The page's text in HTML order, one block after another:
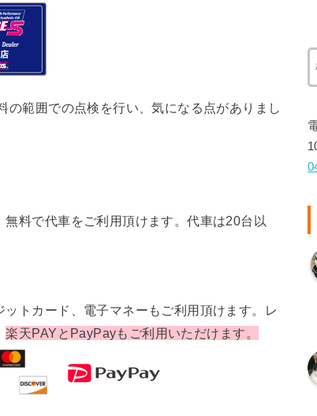
範囲での点検を行い、気になる点がありまし
料で代車をご利用頂けます。代車は20台以
トカード、電子マネーもご利用頂けます。レ
楽天PAYとPayPayもご利用いただけます。